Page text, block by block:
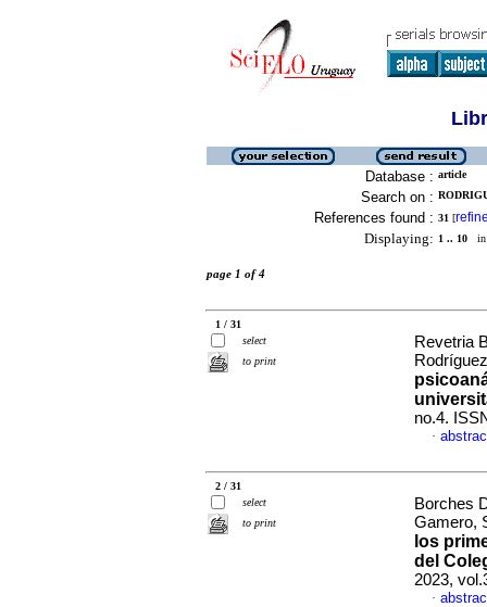
Database : article
Search on :
References found : 31 [
Displaying: 1 .. 10 in
page 1 of 4
1 / 31
select
to print
Revetria
no.4.
·
2 / 31
select
to print
Borches
Gamero,
los
del
2023,
·